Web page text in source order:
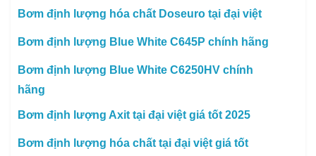
Bơm định lượng hóa chất Doseuro tại đại việt
Bơm định lượng Blue White C645P chính hãng
Bơm định lượng Blue White C6250HV chính
hãng
Bơm định lượng Axit tại đại việt giá tốt 2025
Bơm định lượng hóa chất tại đại việt giá tốt